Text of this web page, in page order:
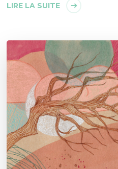
LIRE LA SUITE